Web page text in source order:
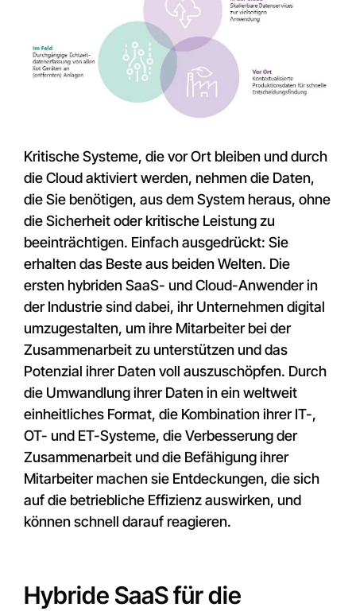
Kritische Systeme, die vor Ort bleiben und durch
die Cloud aktiviert werden, nehmen die Daten,
die Sie benötigen, aus dem System heraus, ohne
die Sicherheit oder kritische Leistung zu
beeinträchtigen. Einfach ausgedrückt: Sie
erhalten das Beste aus beiden Welten. Die
ersten hybriden SaaS- und Cloud-Anwender in
der Industrie sind dabei, ihr Unternehmen digital
umzugestalten, um ihre Mitarbeiter bei der
Zusammenarbeit zu unterstützen und das
Potenzial ihrer Daten voll auszuschöpfen. Durch
die Umwandlung ihrer Daten in ein weltweit
einheitliches Format, die Kombination ihrer IT-,
OT- und ET-Systeme, die Verbesserung der
Zusammenarbeit und die Befähigung ihrer
Mitarbeiter machen sie Entdeckungen, die sich
auf die betriebliche Effizienz auswirken, und
können schnell darauf reagieren.
Hybride SaaS für die